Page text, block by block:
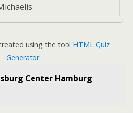
using the tool HTML Quiz
Generator
Center Hamburg